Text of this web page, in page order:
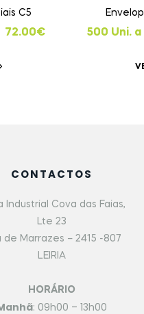
Industrial Cova das Faias,
Lte 23
de Marrazes – 2415 -807
para rede fixa